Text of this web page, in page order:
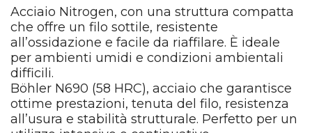
Acciaio Nitrogen, con una struttura compatta
che offre un filo sottile, resistente
all’ossidazione e facile da riaffilare. È ideale
per ambienti umidi e condizioni ambientali
difficili.
Böhler N690 (58 HRC), acciaio che garantisce
ottime prestazioni, tenuta del filo, resistenza
all’usura e stabilità strutturale. Perfetto per un